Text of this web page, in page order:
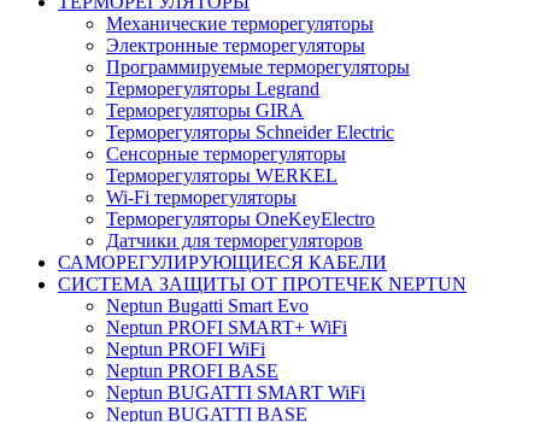
Механические терморегуляторы
Электронные терморегуляторы
Программируемые терморегуляторы
Терморегуляторы Legrand
Терморегуляторы GIRA
Терморегуляторы Schneider Electric
Сенсорные терморегуляторы
Терморегуляторы WERKEL
Wi-Fi терморегуляторы
Терморегуляторы OneKeyElectro
Датчики для терморегуляторов
САМОРЕГУЛИРУЮЩИЕСЯ КАБЕЛИ
СИСТЕМА ЗАЩИТЫ ОТ ПРОТЕЧЕК NEPTUN
Neptun Bugatti Smart Evo
Neptun PROFI SMART+ WiFi
Neptun PROFI WiFi
Neptun PROFI BASE
Neptun BUGATTI SMART WiFi
Neptun BUGATTI BASE